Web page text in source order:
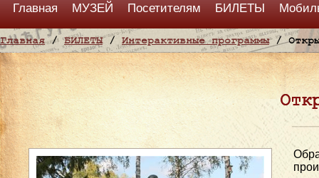
Главная МУЗЕЙ Посетителям БИЛЕТЫ
Главная/БИЛЕТЫ/ Интерактивные программы/